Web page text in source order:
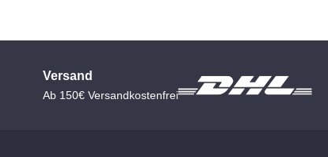
Versand
Ab 150€ Versandkostenfrei